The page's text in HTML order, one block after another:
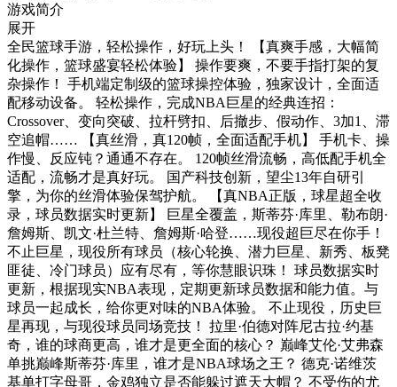
游戏简介
展开
全民篮球手游，轻松操作，好玩上头！ 【真爽手感，大幅简
化操作，篮球盛宴轻松体验】 操作要爽，不要手指打架的复
杂操作！ 手机端定制级的篮球操控体验，独家设计，全面适
配移动设备。 轻松操作，完成NBA巨星的经典连招：
Crossover、变向突破、拉杆劈扣、后撤步、假动作、3加1、滞
空追帽…… 【真丝滑，真120帧，全面适配手机】 手机卡、操
作慢、反应钝？通通不存在。 120帧丝滑流畅，高低配手机全
适配，流畅才是真好玩。 国产科技创新，望尘13年自研引
擎，为你的丝滑体验保驾护航。 【真NBA正版，球星超全收
录，球员数据实时更新】 巨星全覆盖，斯蒂芬·库里、勒布朗·
詹姆斯、凯文·杜兰特、詹姆斯·哈登……现役超巨尽在你手！
不止巨星，现役所有球员（核心轮换、潜力巨星、新秀、板凳
匪徒、冷门球员）应有尽有，等你慧眼识珠！ 球员数据实时
更新，根据现实NBA表现，定期更新球员数据和能力值。与
球员一起成长，给你更对味的NBA体验。 不止现役，历史巨
星再现，与现役球员同场竞技！ 拉里·伯德对阵尼古拉·约基
奇，谁的球商更高，谁才是更全面的核心？ 巅峰艾伦·艾弗森
单挑巅峰斯蒂芬·库里，谁才是NBA球场之王？ 德克·诺维茨
基单打字母哥，金鸡独立是否能躲过遮天大帽？ 不受伤的尤